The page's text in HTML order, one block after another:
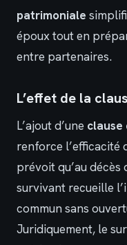
patrimoniale
époux tout en
entre partenaires.
L’effet de la
L’ajout d’une
renforce l’efficacité
prévoit qu’au
survivant recueille
commun sans
Juridiquement, le